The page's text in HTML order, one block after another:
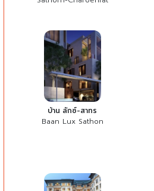
บ้าน ลักซ์-สาทร
Baan Lux Sathon